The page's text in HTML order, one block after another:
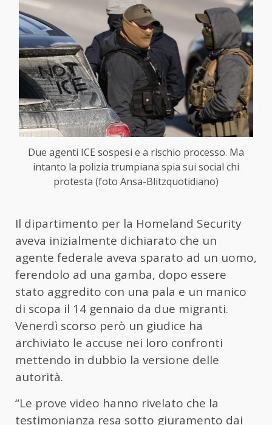
Due agenti ICE sospesi e a rischio processo. Ma
intanto la polizia trumpiana spia sui social chi
protesta (foto Ansa-Blitzquotidiano)
Il dipartimento per la Homeland Security
aveva inizialmente dichiarato che un
agente federale aveva sparato ad un uomo,
ferendolo ad una gamba, dopo essere
stato aggredito con una pala e un manico
di scopa il 14 gennaio da due migranti.
Venerdì scorso però un giudice ha
archiviato le accuse nei loro confronti
mettendo in dubbio la versione delle
autorità.
“Le prove video hanno rivelato che la
testimonianza resa sotto giuramento dai